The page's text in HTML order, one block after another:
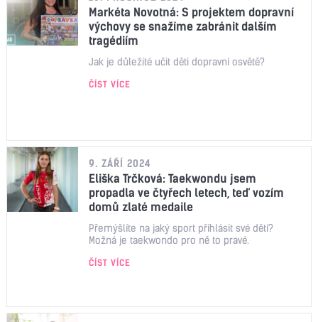
Markéta Novotná: S projektem dopravní
výchovy se snažíme zabránit dalším
tragédiím
Jak je důležité učit děti dopravní osvětě?
ČÍST VÍCE
9. ZÁŘÍ 2024
Eliška Trčková: Taekwondu jsem
propadla ve čtyřech letech, teď vozím
domů zlaté medaile
Přemýšlíte na jaký sport přihlásit své děti?
Možná je taekwondo pro ně to pravé.
ČÍST VÍCE